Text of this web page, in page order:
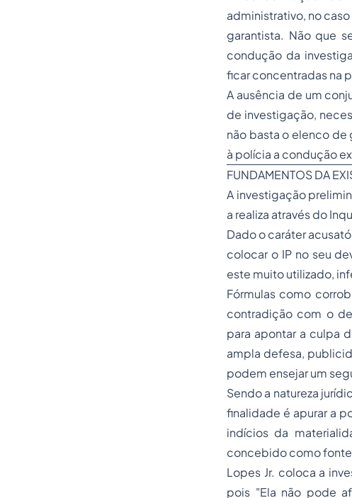
administrativo, no
garantista. Não que
condução da
ficar concentradas na
A ausência de um
de investigação,
não basta o elenco
à polícia a condução
FUNDAMENTOS DA
A investigação
a realiza através do
Dado o caráter
colocar o IP no seu
este muito utilizado,
Fórmulas como
contradição com o
para apontar a culpa
ampla defesa,
podem ensejar um
Sendo a natureza
finalidade é apurar a
indícios da
concebido como
Lopes Jr. coloca a
pois "Ela não pode